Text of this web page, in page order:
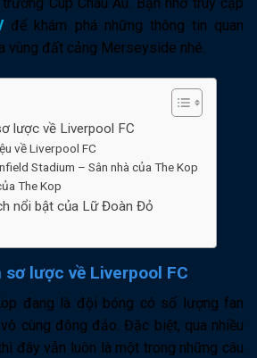
để khám phá những thông tin quan
vùng đất cảng Merseyside nhé.
lược về Liverpool FC
về Liverpool FC
Stadium – Sân nhà của The Kop
The Kop
nổi bật của Lữ Đoàn Đỏ
lược về Liverpool FC
đang là đội bóng có số lượng fan
cùng đông đảo. Đặc biệt, qua nhiều
đây vẫn luôn là một trong những câu